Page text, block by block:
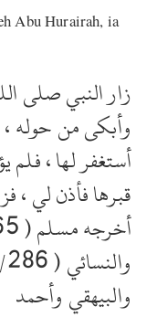
Abu Hurairah, ia
زار النبي صلى
وأبكى من حوله
أستغفر لها ، فلم
قبرها فأذن لي ،
والبيهقي وأحمد